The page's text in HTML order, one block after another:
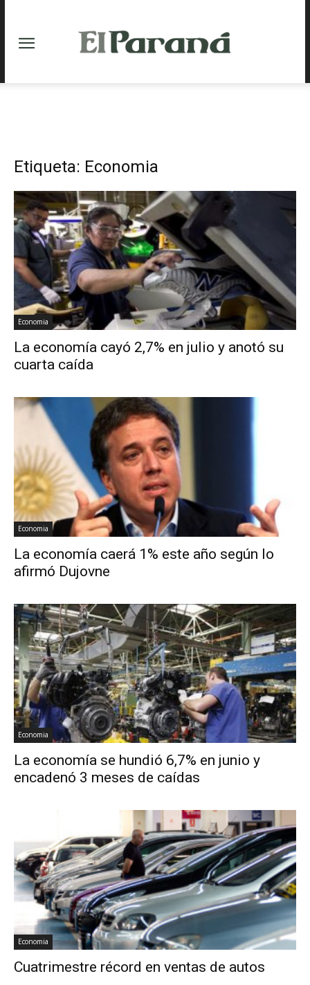
Etiqueta: Economia
Economia
La economía cayó 2,7% en julio y anotó su
cuarta caída
Economia
La economía caerá 1% este año según lo
afirmó Dujovne
Economia
La economía se hundió 6,7% en junio y
encadenó 3 meses de caídas
Economia
Cuatrimestre récord en ventas de autos